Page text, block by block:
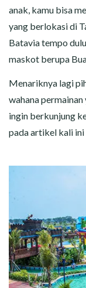
anak, kamu bisa
yang berlokasi di
Batavia tempo
maskot berupa
Menariknya lagi
wahana permainan
ingin berkunjung
pada artikel kali ini